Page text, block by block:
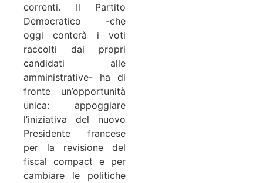
correnti. Il Partito
Democratico -che
oggi conterà i voti
raccolti dai propri
candidati alle
amministrative- ha di
fronte un’opportunità
unica: appoggiare
l’iniziativa del nuovo
Presidente francese
per la revisione del
fiscal compact e per
cambiare le politiche